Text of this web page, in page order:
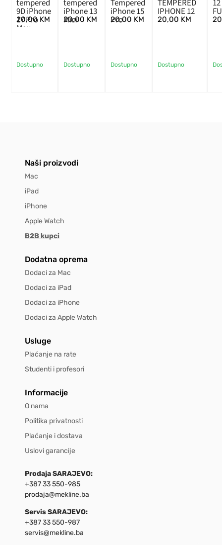
tempered
9D iPhone
17 Pro
Max
20,00 KM
Dostupno
tempered
iPhone 13
Mini
20,00 KM
Dostupno
Tempered
iPhone 15
Pro
20,00 KM
Dostupno
TEMPERED
IPHONE 12
20,00 KM
Dostupno
Naši proizvodi
Mac
iPad
iPhone
Apple Watch
B2B kupci
Dodatna oprema
Dodaci za Mac
Dodaci za iPad
Dodaci za iPhone
Dodaci za Apple Watch
Usluge
Plaćanje na rate
Studenti i profesori
Informacije
O nama
Politika privatnosti
Plaćanje i dostava
Uslovi garancije
Prodaja SARAJEVO:
+387 33 550-985
prodaja@mekline.ba
Servis SARAJEVO:
+387 33 550-987
servis@mekline.ba